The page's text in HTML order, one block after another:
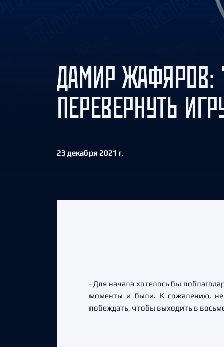
ДАМИР ЖАФЯРОВ:
ПЕРЕВЕРНУТЬ
23 декабря 2021 г.
- Для начала хотелось бы
моменты и были. К сожалению, не
побеждать, чтобы выходить в